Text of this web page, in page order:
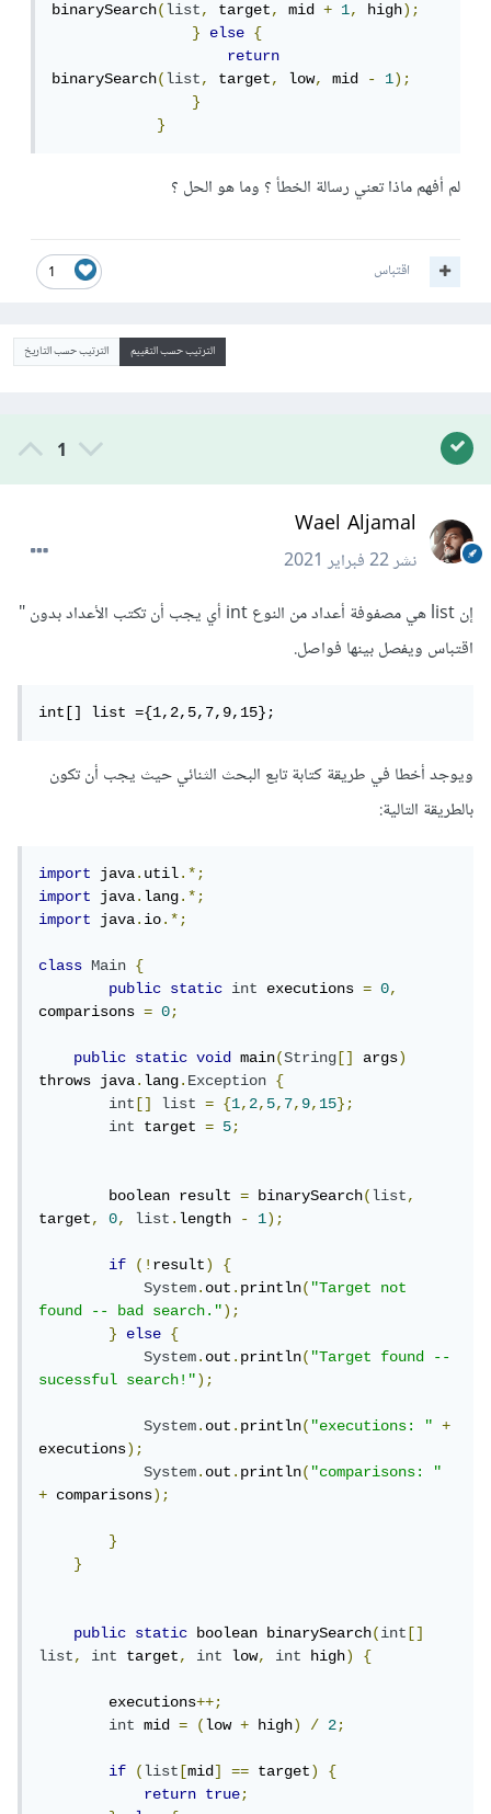
binarySearch(list, target, mid + 1, high);
}
else
{
return
binarySearch(list, target, low, mid - 1);
}
}
لم أفهم ماذا تعني رسالة الخطأ ؟ وما هو الحل ؟
1 اقتباس
الترتيب حسب التقييم الترتيب حسب التاريخ
1
Wael Aljamal
نشر22 فبراير 2021
إن list هي مصفوفة أعداد من النوع int أي يجب أن تكتب الأعداد بدون "
اقتباس ويفصل بينها فواصل.
int[] list ={1,2,5,7,9,15};
ويوجد أخطا في طريقة كتابة تابع البحث الثنائي حيث يجب أن تكون
بالطريقة التالية:
import java.util.*;
import
java.lang.*;
import
java.io.*;
class Main
{
public
static int executions = 0,
comparisons = 0;
public static void main(String [] args)
throws java.lang.Exception
{
int [] list = {1,2,5,7,9,15};
int
target = 5;
        boolean result
= binarySearch(list,
target, 0, list.length - 1);
if (!result)
{
System.out.println("Target not
found -- bad search.");
}
else
{
System.out.println("Target found --
sucessful search!");
System.out.println("executions: "
+
executions);
System.out.println("comparisons: "
+ comparisons);
}
}
public static boolean binarySearch(int []
list, int target, int low, int high) {
        executions
++;
int mid = (low + high) / 2;
if (list [mid] == target)
{
return
true;